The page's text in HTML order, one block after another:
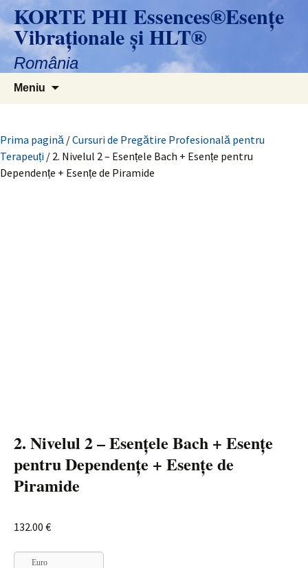
Sari
la
conținut
KORTE PHI Essences®Esenţe
Vibraţionale și HLT®
România
Meniu
Prima pagină /Cursuri de Pregătire Profesională pentru
Terapeuți / 2. Nivelul 2 – Esențele Bach + Esențe pentru
Dependențe + Esențe de Piramide
2. Nivelul 2 – Esențele Bach + Esențe
pentru Dependențe + Esențe de
Piramide
132.00 €
Euro